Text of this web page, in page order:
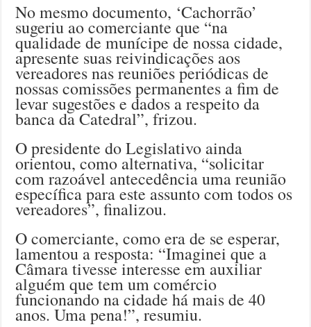
No mesmo documento, ‘Cachorrão’
sugeriu ao comerciante que “na
qualidade de munícipe de nossa cidade,
apresente suas reivindicações aos
vereadores nas reuniões periódicas de
nossas comissões permanentes a fim de
levar sugestões e dados a respeito da
banca da Catedral”, frizou.
O presidente do Legislativo ainda
orientou, como alternativa, “solicitar
com razoável antecedência uma reunião
específica para este assunto com todos os
vereadores”, finalizou.
O comerciante, como era de se esperar,
lamentou a resposta: “Imaginei que a
Câmara tivesse interesse em auxiliar
alguém que tem um comércio
funcionando na cidade há mais de 40
anos. Uma pena!”, resumiu.